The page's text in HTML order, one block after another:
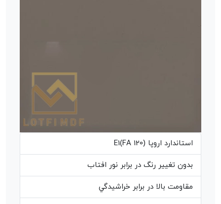
استاندارد اروپا (E1(FA 120
بدون تغيير رنگ در برابر نور افتاب
مقاومت بالا در برابر خراشيدگي